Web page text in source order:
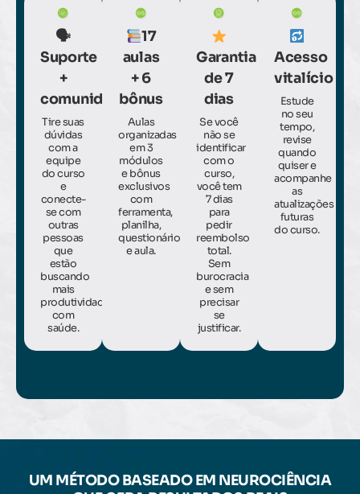
🗣
Suporte
+
comunidade
Tire suas
dúvidas
com a
equipe
do curso
e
conecte-
se com
outras
pessoas
que
estão
buscando
mais
produtividade
com
saúde.
17
aulas
+ 6
bônus
Aulas
organizadas
em 3
módulos
e bônus
exclusivos
com
ferramenta,
planilha,
questionário
e aula.
Garantia
de 7
dias
Se você
não se
identificar
com o
curso,
você tem
7 dias
para
pedir
reembolso
total.
Sem
burocracia
e sem
precisar
se
justificar.
Acesso
vitalício
Estude
no seu
tempo,
revise
quando
quiser e
acompanhe
as
atualizações
futuras
do curso.
UM MÉTODO BASEADO EM NEUROCIÊNCIA